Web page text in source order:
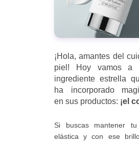
¡Hola, amantes del
piel! Hoy vamos a
ingrediente estrella
ha incorporado
en sus productos: ¡el
Si buscas mantener
elástica y con ese